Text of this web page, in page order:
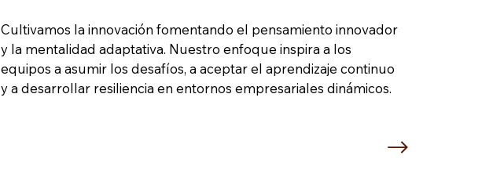
Cultivamos la innovación fomentando el pensamiento innovador
y la mentalidad adaptativa. Nuestro enfoque inspira a los
equipos a asumir los desafíos, a aceptar el aprendizaje continuo
y a desarrollar resiliencia en entornos empresariales dinámicos.